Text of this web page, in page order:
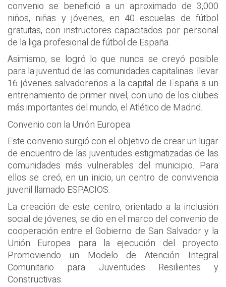
convenio se benefició a un aproximado de 3,000
niños, niñas y jóvenes, en 40 escuelas de fútbol
gratuitas, con instructores capacitados por personal
de la liga profesional de fútbol de España.
Asimismo, se logró lo que nunca se creyó posible
para la juventud de las comunidades capitalinas: llevar
16 jóvenes salvadoreños a la capital de España a un
entrenamiento de primer nivel, con uno de los clubes
más importantes del mundo, el Atlético de Madrid.
Convenio con la Unión Europea
Este convenio surgió con el objetivo de crear un lugar
de encuentro de las juventudes estigmatizadas de las
comunidades más vulnerables del municipio. Para
ellos se creó, en un inicio, un centro de convivencia
juvenil llamado ESPACIOS.
La creación de este centro, orientado a la inclusión
social de jóvenes, se dio en el marco del convenio de
cooperación entre el Gobierno de San Salvador y la
Unión Europea para la ejecución del proyecto
Promoviendo un Modelo de Atención Integral
Comunitario para Juventudes Resilientes y
Constructivas.